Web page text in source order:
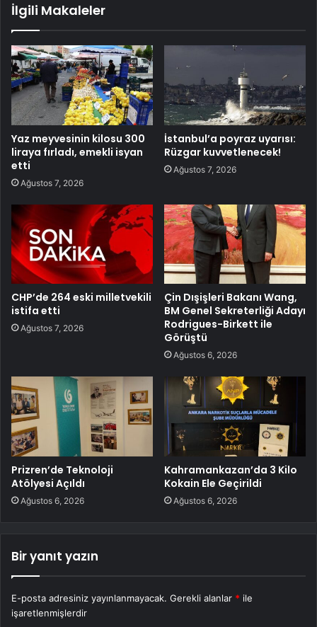
İlgili Makaleler
Yaz meyvesinin kilosu 300
liraya fırladı, emekli isyan
etti
Ağustos 7, 2026
İstanbul’a poyraz uyarısı:
Rüzgar kuvvetlenecek!
Ağustos 7, 2026
CHP’de 264 eski milletvekili
istifa etti
Ağustos 7, 2026
Çin Dışişleri Bakanı Wang,
BM Genel Sekreterliği Adayı
Rodrigues-Birkett ile
Görüştü
Ağustos 6, 2026
Prizren’de Teknoloji
Atölyesi Açıldı
Ağustos 6, 2026
Kahramankazan’da 3 Kilo
Kokain Ele Geçirildi
Ağustos 6, 2026
Bir yanıt yazın
E-posta adresiniz yayınlanmayacak. Gerekli alanlar * ile
işaretlenmişlerdir